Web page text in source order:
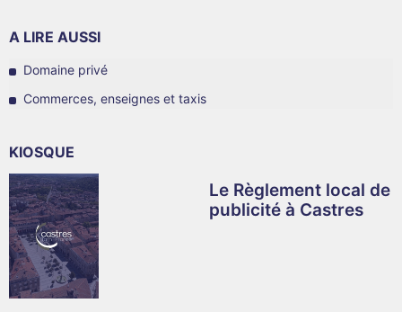
A LIRE AUSSI
Domaine privé
Commerces, enseignes et taxis
KIOSQUE
Le Règlement local de
publicité à Castres